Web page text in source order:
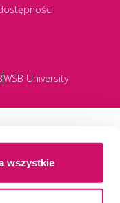
wszystkie
WSB University